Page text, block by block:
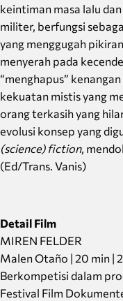
keintiman masa lalu
militer, berfungsi
yang menggugah
menyerah pada
“menghapus”
kekuatan mistis yang
orang terkasih yang
evolusi konsep yang
(science) fiction,
(Ed/Trans. Vanis)
Detail Film
MIREN FELDER
Malen Otaño | 20 min |
Berkompetisi dalam
Festival Film